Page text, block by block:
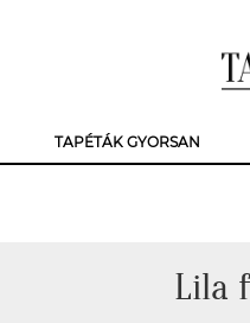
TAPÉTÁK GYORSAN
Lila